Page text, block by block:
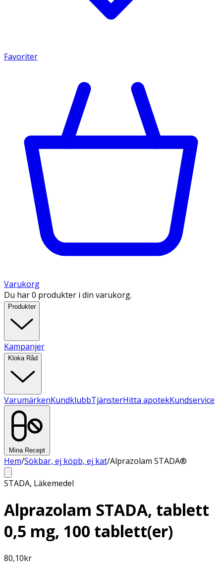
Favoriter
Varukorg
Du har 0 produkter i din varukorg.
Produkter
Kampanjer
Kloka Råd
VarumärkenKundklubbTjänsterHitta apotekKundservice
Mina Recept
Hem/Sökbar, ej köpb, ej kat/Alprazolam STADA®
STADA, Läkemedel
Alprazolam STADA, tablett
0,5 mg, 100 tablett(er)
80,10kr